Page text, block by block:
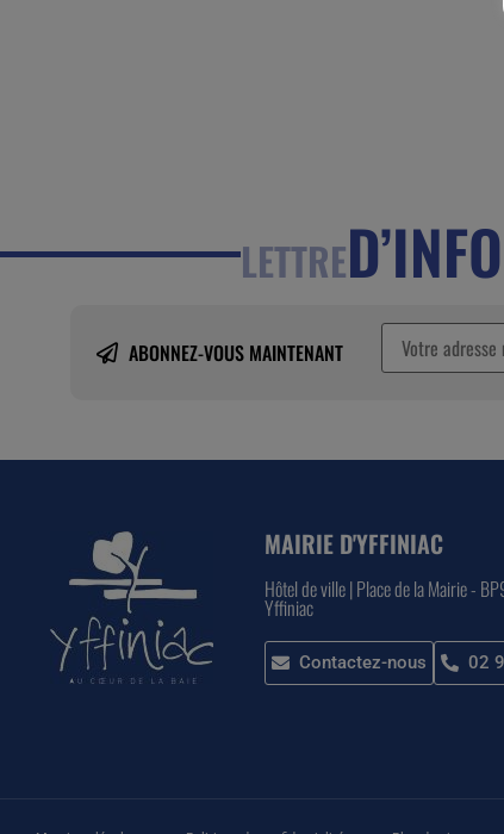
LETTRED’INFO
ABONNEZ-VOUS MAINTENANT
MAIRIE D'YFFINIAC
Hôtel de ville | Place de la Mairie -
Yffiniac
Contactez-nous 02